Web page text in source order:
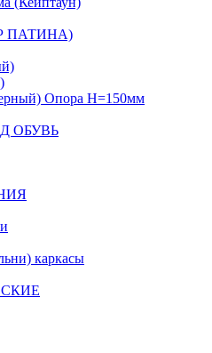
ПАТИНА)
Опора Н=150мм
ОБУВЬ
каркасы